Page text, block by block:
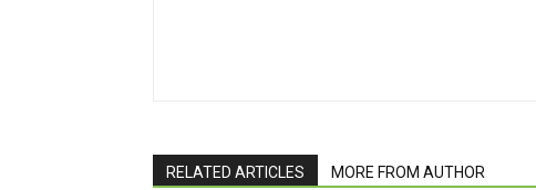
RELATED ARTICLES MORE FROM AUTHOR